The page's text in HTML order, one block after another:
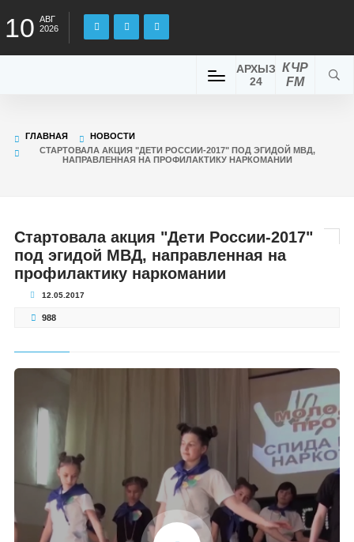
10 АВГ
2026
КЧР
FM
АРХЫЗ
24
ГЛАВНАЯ
НОВОСТИ
СТАРТОВАЛА АКЦИЯ "ДЕТИ РОССИИ-2017" ПОД ЭГИДОЙ МВД,
НАПРАВЛЕННАЯ НА ПРОФИЛАКТИКУ НАРКОМАНИИ
Стартовала акция "Дети России-2017"
под эгидой МВД, направленная на
профилактику наркомании
12.05.2017
988